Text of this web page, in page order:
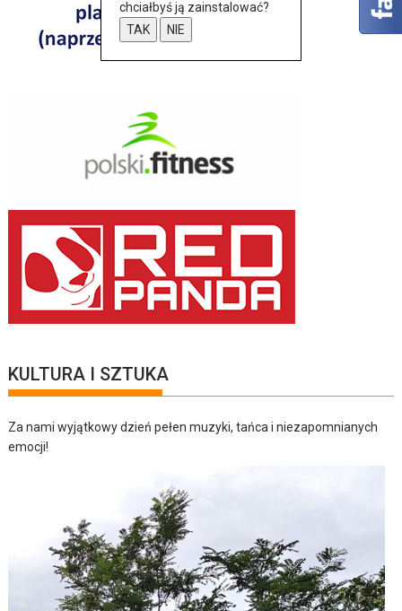
KULTURA I SZTUKA
Za nami wyjątkowy dzień pełen muzyki, tańca i niezapomnianych
emocji!
chciałbyś ją zainstalować?
TAK
NIE